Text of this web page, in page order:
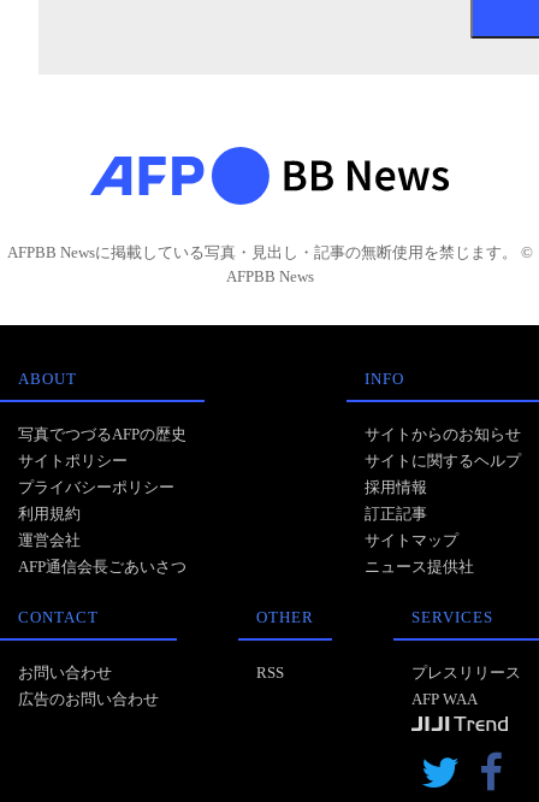
AFPBB Newsに掲載している写真・見出し・記事の無断使用を禁じます。 ©
AFPBB News
ABOUT
写真でつづるAFPの歴史
サイトポリシー
プライバシーポリシー
利用規約
運営会社
AFP通信会長ごあいさつ
INFO
サイトからのお知らせ
サイトに関するヘルプ
採用情報
訂正記事
サイトマップ
ニュース提供社
CONTACT
お問い合わせ
広告のお問い合わせ
OTHER
RSS
SERVICES
プレスリリース
AFP WAA